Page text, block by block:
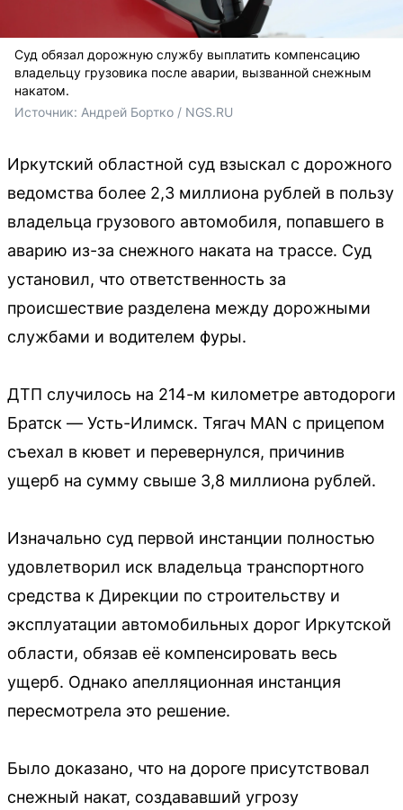
Суд обязал дорожную службу выплатить компенсацию
владельцу грузовика после аварии, вызванной снежным
накатом.
Источник: Андрей Бортко / NGS.RU
Иркутский областной суд взыскал с дорожного
ведомства более 2,3 миллиона рублей в пользу
владельца грузового автомобиля, попавшего в
аварию из-за снежного наката на трассе. Суд
установил, что ответственность за
происшествие разделена между дорожными
службами и водителем фуры.
ДТП случилось на 214-м километре автодороги
Братск — Усть-Илимск. Тягач MAN с прицепом
съехал в кювет и перевернулся, причинив
ущерб на сумму свыше 3,8 миллиона рублей.
Изначально суд первой инстанции полностью
удовлетворил иск владельца транспортного
средства к Дирекции по строительству и
эксплуатации автомобильных дорог Иркутской
области, обязав её компенсировать весь
ущерб. Однако апелляционная инстанция
пересмотрела это решение.
Было доказано, что на дороге присутствовал
снежный накат, создававший угрозу